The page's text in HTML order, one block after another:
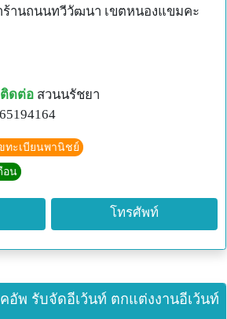
ร้านถนนทวีวัฒนา เขตหนองแขมคะ
ติดต่อ สวนนรัชยา
ทะเบียนพานิชย์
อน
โทรศัพท์
อัพ รับจัดอีเว้นท์ ตกแต่งงานอีเว้นท์